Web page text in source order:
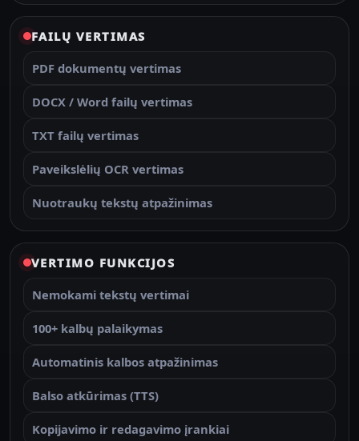
FAILŲ VERTIMAS
PDF dokumentų vertimas
DOCX / Word failų vertimas
TXT failų vertimas
Paveikslėlių OCR vertimas
Nuotraukų tekstų atpažinimas
VERTIMO FUNKCIJOS
Nemokami tekstų vertimai
100+ kalbų palaikymas
Automatinis kalbos atpažinimas
Balso atkūrimas (TTS)
Kopijavimo ir redagavimo įrankiai